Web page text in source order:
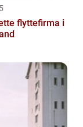
flyttefirma i